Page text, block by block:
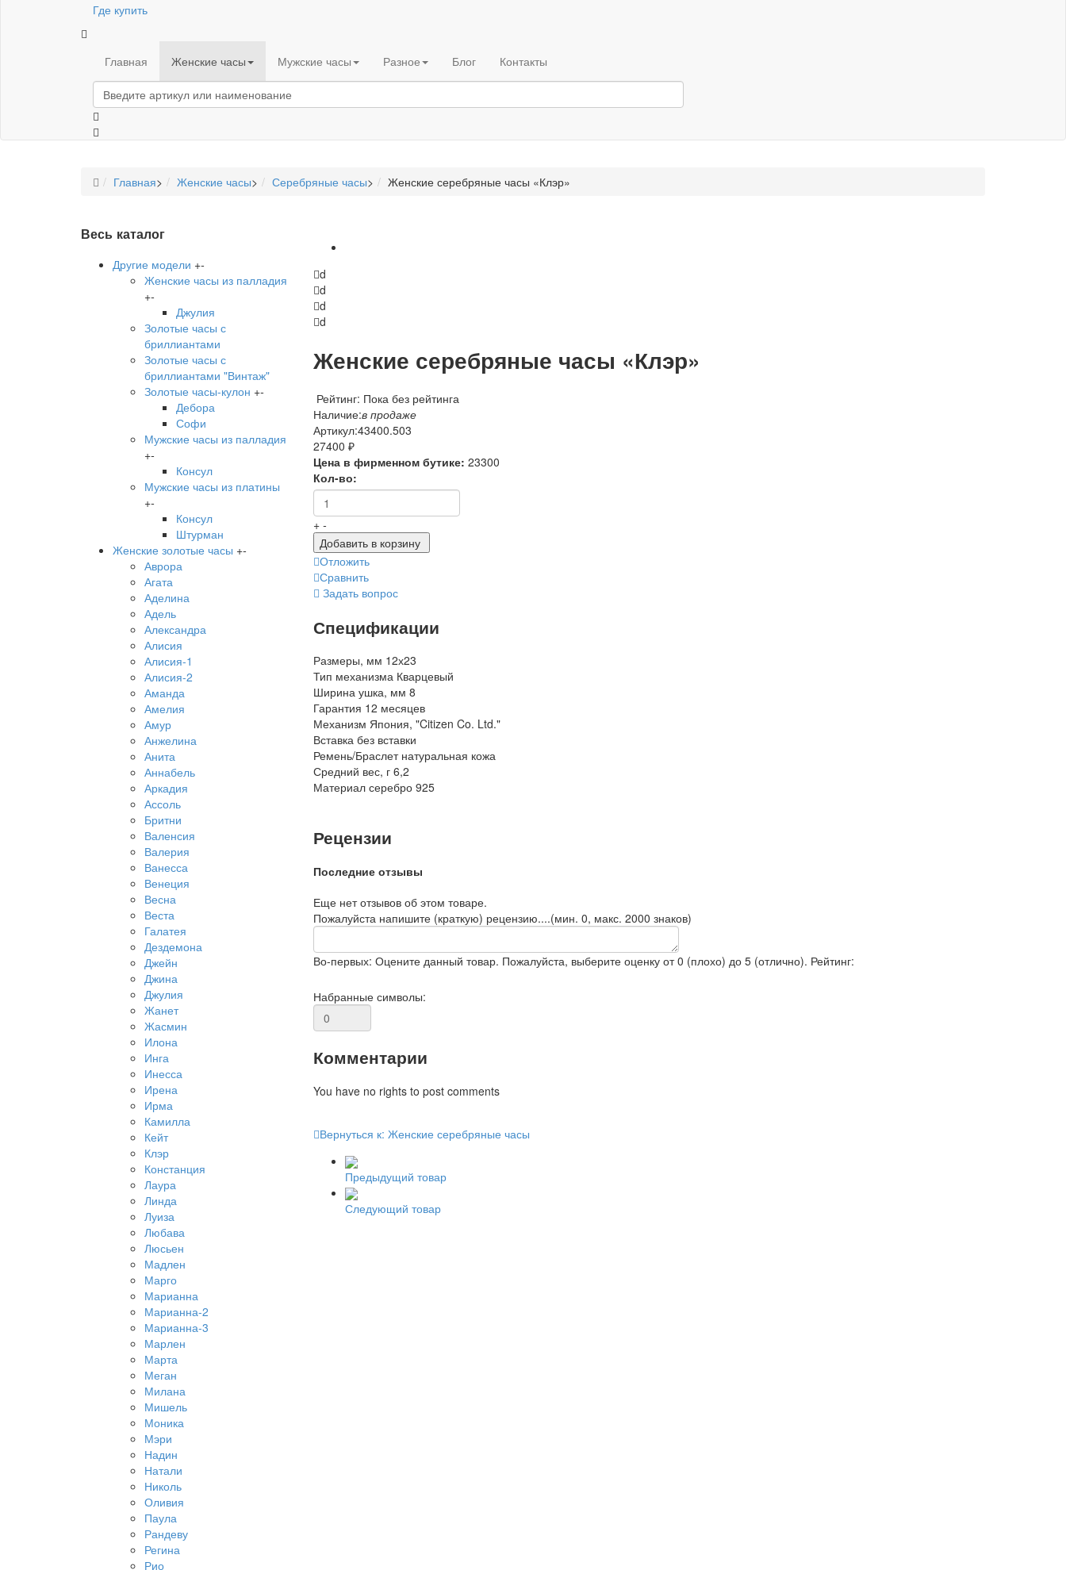
Где купить
Главная Женские часы Мужские часы Разное Блог Контакты
Главная> Женские часы> Серебряные часы> Женские серебряные часы «Клэр»
Весь каталог
Другие модели +-
Женские часы из палладия
+-
Джулия
Золотые часы с
бриллиантами
Золотые часы с
бриллиантами "Винтаж"
Золотые часы-кулон +-
Дебора
Софи
Мужские часы из палладия
+-
Консул
Мужские часы из платины
+-
Консул
Штурман
Женские золотые часы +-
Аврора
Агата
Аделина
Адель
Александра
Алисия
Алисия-1
Алисия-2
Аманда
Амелия
Амур
Анжелина
Анита
Аннабель
Аркадия
Ассоль
Бритни
Валенсия
Валерия
Ванесса
Венеция
Весна
Веста
Галатея
Дездемона
Джейн
Джина
Джулия
Жанет
Жасмин
Илона
Инга
Инесса
Ирена
Ирма
Камилла
Кейт
Клэр
Констанция
Лаура
Линда
Луиза
Любава
Люсьен
Мадлен
Марго
Марианна
Марианна-2
Марианна-3
Марлен
Марта
Меган
Милана
Мишель
Моника
Мэри
Надин
Натали
Николь
Оливия
Паула
Рандеву
Регина
Рио
d
d
d
d
Женские серебряные часы «Клэр»
Рейтинг: Пока без рейтинга
Наличие:в продаже
Артикул:43400.503
27400 ₽
Цена в фирменном бутике: 23300
Кол-во:
+ -
Добавить в корзину
Отложить
Сравнить
Задать вопрос
Спецификации
Размеры, мм 12х23
Тип механизма Кварцевый
Ширина ушка, мм 8
Гарантия 12 месяцев
Механизм Япония, "Citizen Co. Ltd."
Вставка без вставки
Ремень/Браслет натуральная кожа
Средний вес, г 6,2
Материал серебро 925
Рецензии
Последние отзывы
Еще нет отзывов об этом товаре.
Пожалуйста напишите (краткую) рецензию....(мин. 0, макс. 2000 знаков)
Во-первых: Оцените данный товар. Пожалуйста, выберите оценку от 0 (плохо) до 5 (отлично). Рейтинг:
Набранные символы:
Комментарии
You have no rights to post comments
Вернуться к: Женские серебряные часы
Предыдущий товар
Следующий товар